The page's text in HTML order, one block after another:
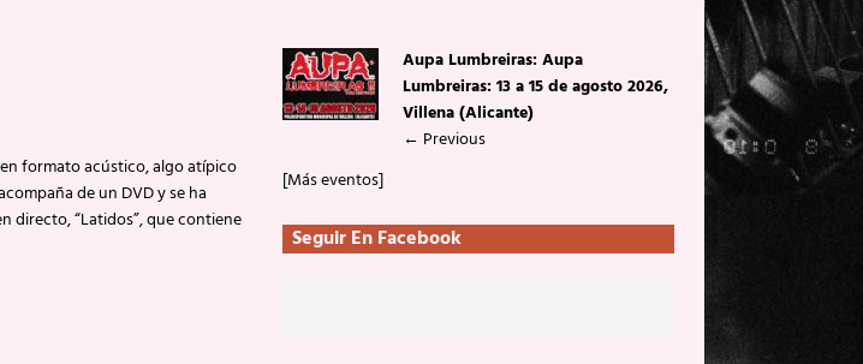
formato acústico, algo atípico
de un DVD y se ha
directo, “Latidos”, que contiene
Aupa Lumbreiras: Aupa
Lumbreiras: 13 a 15 de agosto 2026,
Villena (Alicante)
← Previous
[Más eventos]
Seguir En Facebook